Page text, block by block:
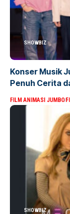
SHOWBIZ
Konser Musik
Penuh Cerita
FILM ANIMASI JUMBO
SHOWBIZ